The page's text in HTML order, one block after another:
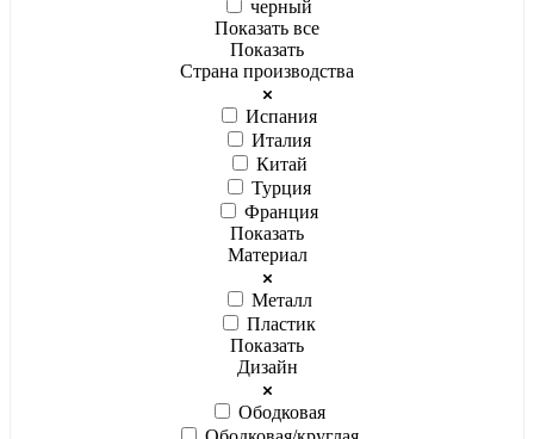
черный
Показать все
Показать
Страна производства
Испания
Италия
Китай
Турция
Франция
Показать
Материал
Металл
Пластик
Показать
Дизайн
Ободковая